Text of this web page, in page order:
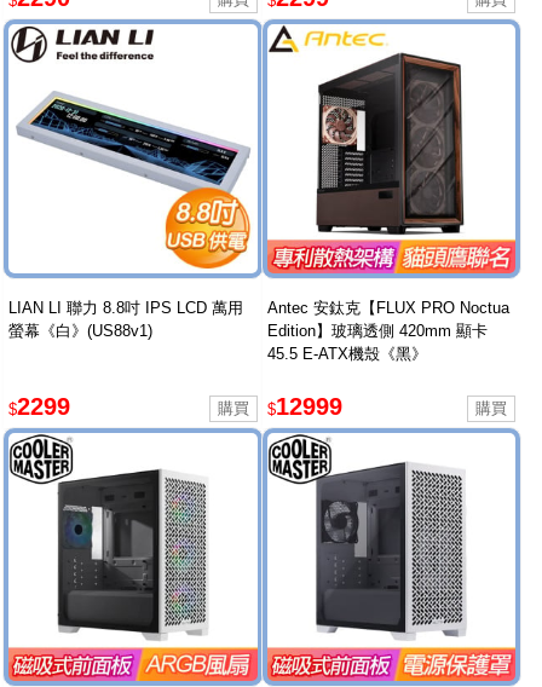
LIAN LI 聯力 8.8吋 IPS LCD 萬用
螢幕《白》(US88v1)
$2299
Antec 安鈦克【FLUX PRO Noctua
Edition】玻璃透側 420mm 顯卡
45.5 E-ATX機殼《黑》
$12999